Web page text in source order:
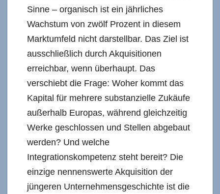
Sinne – organisch ist ein jährliches
Wachstum von zwölf Prozent in diesem
Marktumfeld nicht darstellbar. Das Ziel ist
ausschließlich durch Akquisitionen
erreichbar, wenn überhaupt. Das
verschiebt die Frage: Woher kommt das
Kapital für mehrere substanzielle Zukäufe
außerhalb Europas, während gleichzeitig
Werke geschlossen und Stellen abgebaut
werden? Und welche
Integrationskompetenz steht bereit? Die
einzige nennenswerte Akquisition der
jüngeren Unternehmensgeschichte ist die